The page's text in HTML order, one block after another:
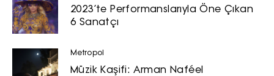
2023’te Performanslarıyla Öne Çıkan
6 Sanatçı
Metropol
Müzik Kaşifi: Arman Naféel